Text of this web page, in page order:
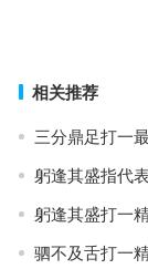
相关推荐
三分鼎足打一
躬逢其盛指代
躬逢其盛打一
驷不及舌打一